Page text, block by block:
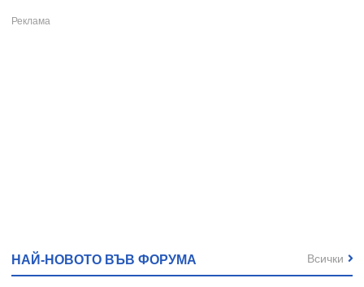
НАЙ-НОВОТО ВЪВ ФОРУМА Всички